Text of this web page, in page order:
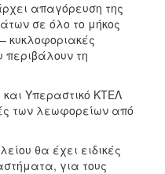
απαγόρευση της
σε όλο το μήκος
κυκλοφοριακές
περιβάλουν τη
και Υπεραστικό ΚΤΕΛ
των λεωφορείων από
θα έχει ειδικές
για τους